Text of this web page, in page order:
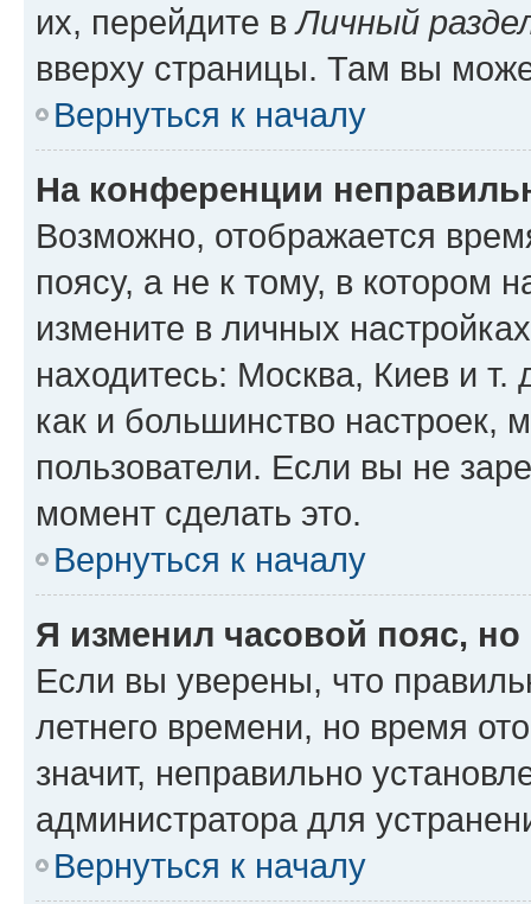
их, перейдите вЛичный
вверху страницы. Там вы
Вернуться к началу
На конференции
Возможно, отображается
поясу, а не к тому, в котором
измените в личных
находитесь: Москва, Киев и т.
как и большинство настроек,
пользователи. Если вы не
момент сделать это.
Вернуться к началу
Я изменил часовой пояс,
Если вы уверены, что
летнего времени, но время
значит, неправильно
администратора для
Вернуться к началу